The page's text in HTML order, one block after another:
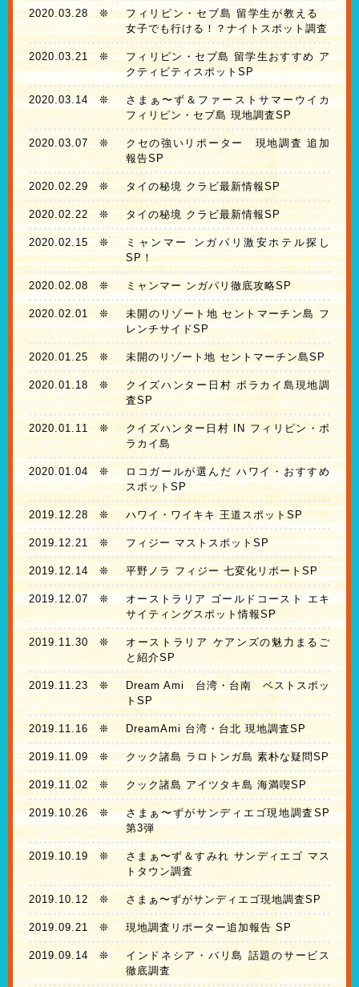
2020.03.28❊
フィリピン・セブ島 留学生が教える
女子でも行ける！？ナイトスポット調査
2020.03.21 ❊
フィリピン・セブ島 留学生おすすめ ア
クティビティスポットSP
2020.03.14 ❊
さまぁ〜ず＆ファーストサマーウイカ
フィリピン・セブ島 現地調査SP
2020.03.07 ❊
クセの強いリポーター 現地調査 追加
報告SP
2020.02.29 ❊ タイの秘境 クラビ最新情報SP
2020.02.22 ❊ タイの秘境 クラビ最新情報SP
2020.02.15 ❊
ミャンマー ンガパリ激安ホテル探し
SP！
2020.02.08 ❊ ミャンマー ンガパリ徹底攻略SP
2020.02.01 ❊
未開のリゾート地 セントマーチン島 フ
レンチサイドSP
2020.01.25 ❊ 未開のリゾート地 セントマーチン島SP
2020.01.18 ❊
クイズハンター日村 ボラカイ島現地調
査SP
2020.01.11❊
クイズハンター日村 IN フィリピン・ボ
ラカイ島
2020.01.04 ❊
ロコガールが選んだ ハワイ・おすすめ
スポットSP
2019.12.28 ❊ ハワイ・ワイキキ 王道スポットSP
2019.12.21 ❊ フィジー マストスポットSP
2019.12.14 ❊ 平野ノラ フィジー 七変化リポートSP
2019.12.07 ❊
オーストラリア ゴールドコースト エキ
サイティングスポット情報SP
2019.11.30 ❊
オーストラリア ケアンズの魅力まるご
と紹介SP
2019.11.23 ❊
Dream Ami 台湾・台南 ベストスポッ
トSP
2019.11.16 ❊ DreamAmi 台湾・台北 現地調査SP
2019.11.09❊ クック諸島 ラロトンガ島 素朴な疑問SP
2019.11.02❊ クック諸島 アイツタキ島 海満喫SP
2019.10.26❊
さまぁ〜ずがサンディエゴ現地調査SP
第3弾
2019.10.19 ❊
さまぁ〜ず＆すみれ サンディエゴ マス
トタウン調査
2019.10.12 ❊ さまぁ〜ずがサンディエゴ現地調査SP
2019.09.21 ❊ 現地調査リポーター追加報告 SP
2019.09.14❊
インドネシア・バリ島 話題のサービス
徹底調査